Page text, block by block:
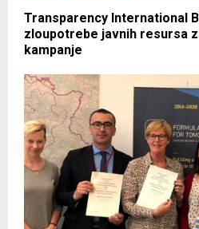
Transparency International
zloupotrebe javnih resursa
kampanje